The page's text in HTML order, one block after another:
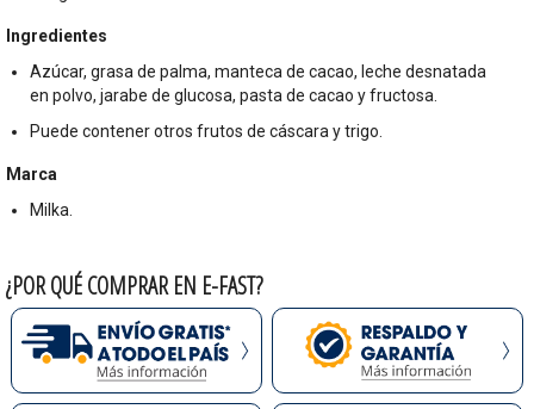
Ingredientes
Azúcar, grasa de palma, manteca de cacao, leche desnatada
en polvo, jarabe de glucosa, pasta de cacao y fructosa.
Puede contener otros frutos de cáscara y trigo.
Marca
Milka.
¿POR QUÉ COMPRAR EN E-FAST?